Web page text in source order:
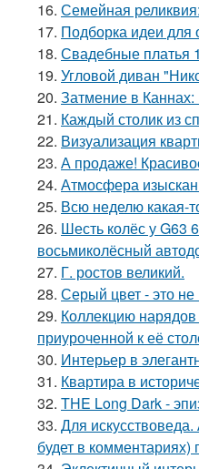
16. Семейная
17. Подборка идеи
18. Свадебные платья
19. Угловой диван
20. Затмение в
21. Каждый столик из
22. Визуализация
23. А продаже!
24. Атмосфера
25. Всю неделю какая-
26. Шесть колёс у G63
восьмиколёсный
27. Г. ростов великий.
28. Серый цвет - это не
29. Коллекцию
приуроченной к её
30. Интерьер в
31. Квартира в
32. THE Long Dark -
33. Для
будет в